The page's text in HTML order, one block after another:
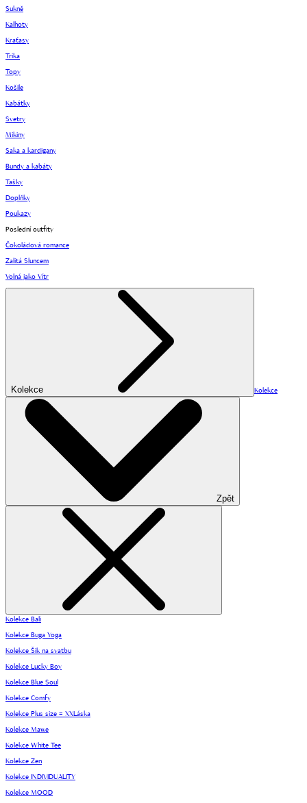
Sukně
Kalhoty
Kraťasy
Trika
Topy
Košile
Kabátky
Svetry
Mikiny
Saka a kardigany
Bundy a kabáty
Tašky
Doplňky
Poukazy
Poslední outfity
Čokoládová romance
Zalitá Sluncem
Volná jako Vítr
Kolekce Kolekce
Zpět
Kolekce Bali
Kolekce Buga Yoga
Kolekce Šik na svatbu
Kolekce Lucky Boy
Kolekce Blue Soul
Kolekce Comfy
Kolekce Plus size = XXLáska
Kolekce Mawe
Kolekce White Tee
Kolekce Zen
Kolekce INDIVIDUALITY
Kolekce MOOD